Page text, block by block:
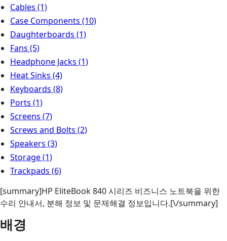
Cables (1)
Case Components (10)
Daughterboards (1)
Fans (5)
Headphone Jacks (1)
Heat Sinks (4)
Keyboards (8)
Ports (1)
Screens (7)
Screws and Bolts (2)
Speakers (3)
Storage(1)
Trackpads (6)
[summary]HP EliteBook 840 시리즈 비즈니스 노트북을 위한
수리 안내서, 분해 정보 및 문제해결 정보입니다.[\/summary]
배경